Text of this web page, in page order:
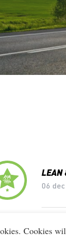
& LEAN
06
LEAN
Cookies